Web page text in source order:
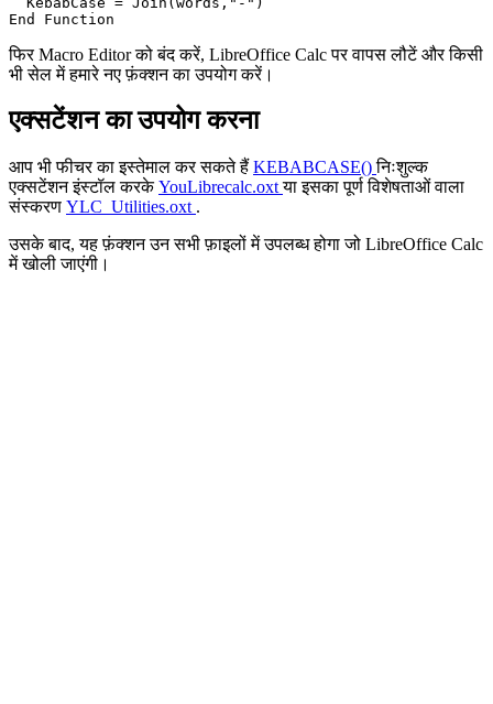
फिर Macro Editor को बंद करें, LibreOffice Calc पर वापस लौटें और किसी
भी सेल में हमारे नए फ़ंक्शन का उपयोग करें।
एक्सटेंशन का उपयोग करना
आप भी फीचर का इस्तेमाल कर सकते हैं KEBABCASE()निःशुल्क
एक्सटेंशन इंस्टॉल करकेYouLibrecalc.oxtया इसका पूर्ण विशेषताओं वाला
संस्करण YLC_Utilities.oxt .
उसके बाद, यह फ़ंक्शन उन सभी फ़ाइलों में उपलब्ध होगा जो LibreOffice Calc
में खोली जाएंगी।